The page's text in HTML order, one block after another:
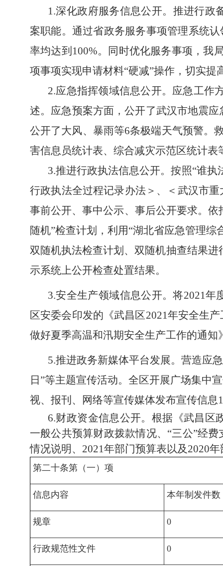
1.深化政府服务信息公开。推进行政
案职能。 通过省政务服务事项管理系统
率均达到100%。同时优化服务事项，我
项事项实现申请材料“硬减”操作，切实提
2.应急指挥领域信息公开。应急工作
述。应急预案方面，公开了武汉市地震
公开了大风、暴雨等6条极端天气预警。
害信息员统计表、综合减灾示范区统计表
3.推进行政执法信息公开。按照“谁执
行政执法全过程记录办法＞、＜武汉市
事前公开、事中公示、事后公开要求。
随机”检查计划，利用“湖北省应急管理
双随机执法检查计划、双随机抽查结果
示系统上公开检查处置结果。
3.安全生产领域信息公开。将2021年
区安委会印发的《武昌区2021年安全生
做好夏季高温和汛期安全生产工作的通知
5.推进政务新媒体平台发展。 营造应
日”等主题宣传活动。全区开展广场集中
视、报刊、网络等宣传媒体发布宣传信
6.财政资金信息公开。 根据《武昌区
一般公共预算财政拨款情况、“三公”经
情况说明、2021年部门预算表以及2020
第二十条第（一）项
信息内容 本年制发件数
规章 0
行政规范性文件 0